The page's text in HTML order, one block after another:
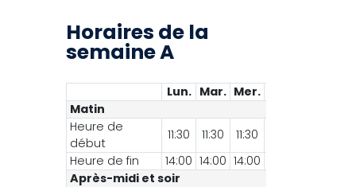
Horaires de la
semaine A
Lun. Mar. Mer.
Matin
Heure de
début
11:30 11:30 11:30
Heure de fin
14:00 14:00 14:00
Après-midi et soir